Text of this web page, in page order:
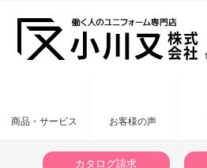
商品・サービス お客様の声
カタログ請求